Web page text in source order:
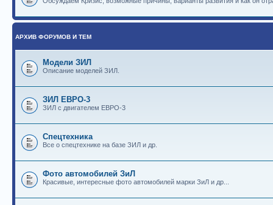
АРХИВ ФОРУМОВ И ТЕМ
Модели ЗИЛ
Описание моделей ЗИЛ.
ЗИЛ ЕВРО-3
ЗИЛ с двигателем ЕВРО-3
Спецтехника
Все о спецтехнике на базе ЗИЛ и др.
Фото автомобилей ЗиЛ
Красивые, интересные фото автомобилей марки ЗиЛ и др...